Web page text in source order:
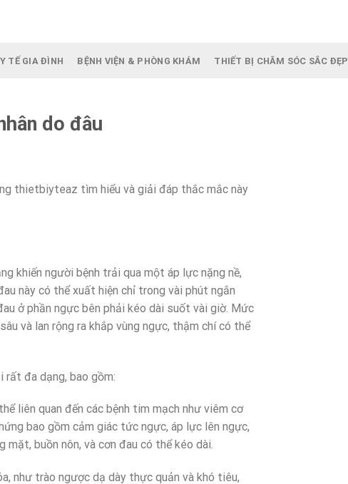
TẾ GIA ĐÌNH BỆNH VIỆN & PHÒNG KHÁM THIẾT BỊ CHĂM SÓC SẮC ĐẸP
do đâu
thietbiyteaz tìm hiểu và giải đáp thắc mắc này
khiến người bệnh trải qua một áp lực nặng nề,
này có thể xuất hiện chỉ trong vài phút ngắn
ở phần ngực bên phải kéo dài suốt vài giờ. Mức
và lan rộng ra khắp vùng ngực, thậm chí có thể
rất đa dạng, bao gồm:
liên quan đến các bệnh tim mạch như viêm cơ
bao gồm cảm giác tức ngực, áp lực lên ngực,
buồn nôn, và cơn đau có thể kéo dài.
như trào ngược dạ dày thực quản và khó tiêu,